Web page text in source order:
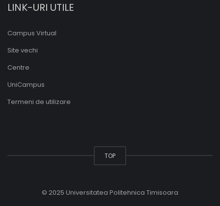
LINK-URI UTILE
Campus Virtual
Site vechi
Centre
UniCampus
Termeni de utilizare
TOP
© 2025 Universitatea Politehnica Timisoara